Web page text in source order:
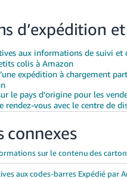
d’expédition
aux informations de suivi et
colis à Amazon
expédition à chargement
le pays d’origine pour les
rendez-vous avec le centre de
connexes
sur le contenu des
aux codes-barres Expédié par